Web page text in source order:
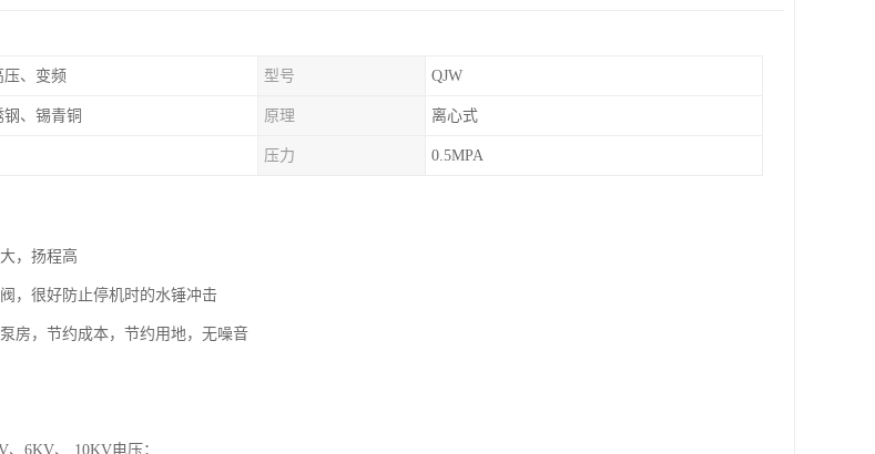
压、变频 型号 QJW
、锡青铜 原理 离心式
压力 0.5MPA
，扬程高
，很好防止停机时的水锤冲击
房，节约成本，节约用地，无噪音
、6KV、 10KV电压；